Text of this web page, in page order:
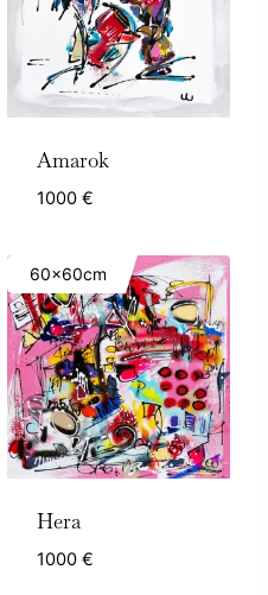
Amarok
1000 €
60x60cm
Hera
1000 €